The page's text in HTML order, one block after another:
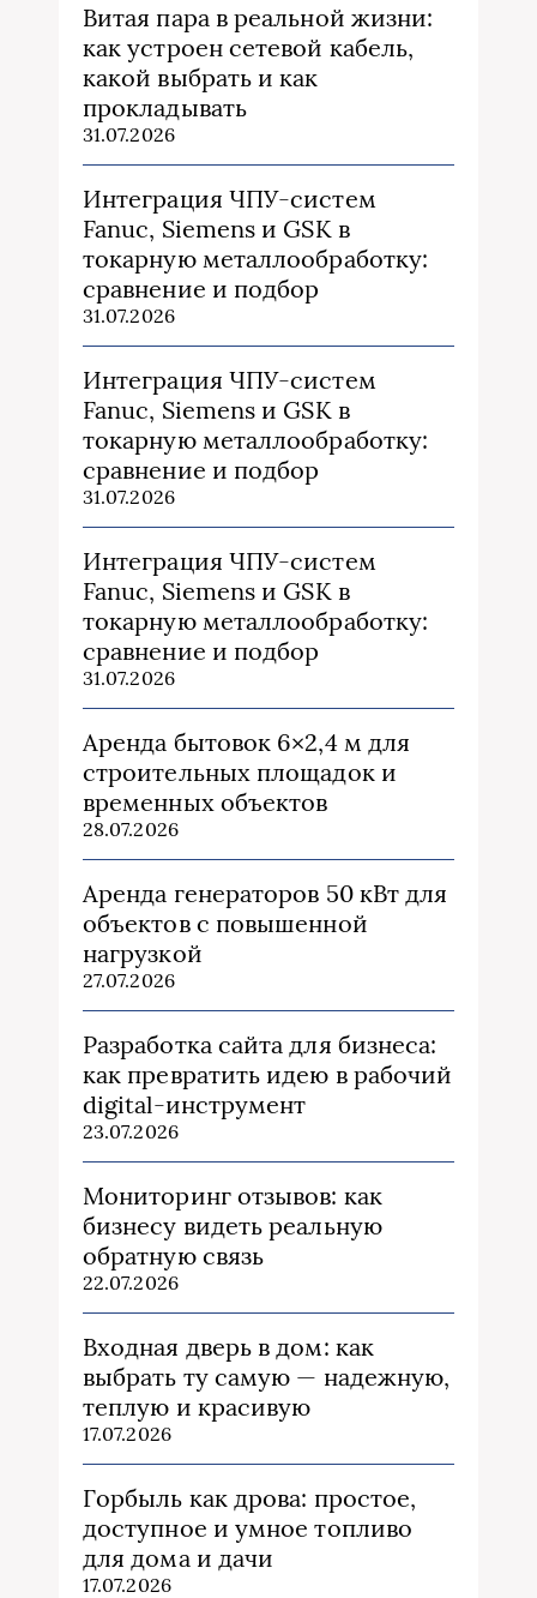
Витая пара в реальной жизни:
как устроен сетевой кабель,
какой выбрать и как
прокладывать
31.07.2026
Интеграция ЧПУ-систем
Fanuc, Siemens и GSK в
токарную металлообработку:
сравнение и подбор
31.07.2026
Интеграция ЧПУ-систем
Fanuc, Siemens и GSK в
токарную металлообработку:
сравнение и подбор
31.07.2026
Интеграция ЧПУ-систем
Fanuc, Siemens и GSK в
токарную металлообработку:
сравнение и подбор
31.07.2026
Аренда бытовок 6×2,4 м для
строительных площадок и
временных объектов
28.07.2026
Аренда генераторов 50 кВт для
объектов с повышенной
нагрузкой
27.07.2026
Разработка сайта для бизнеса:
как превратить идею в рабочий
digital-инструмент
23.07.2026
Мониторинг отзывов: как
бизнесу видеть реальную
обратную связь
22.07.2026
Входная дверь в дом: как
выбрать ту самую — надежную,
теплую и красивую
17.07.2026
Горбыль как дрова: простое,
доступное и умное топливо
для дома и дачи
17.07.2026